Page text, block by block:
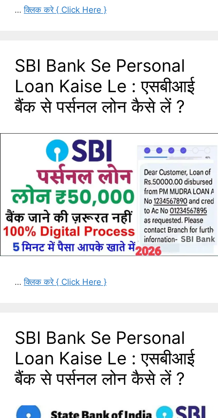
…क्लिक करे { Click Here }
SBI Bank Se Personal
Loan Kaise Le : एसबीआई
बैंक से पर्सनल लोन कैसे लें ?
…क्लिक करे { Click Here }
SBI Bank Se Personal
Loan Kaise Le : एसबीआई
बैंक से पर्सनल लोन कैसे लें ?